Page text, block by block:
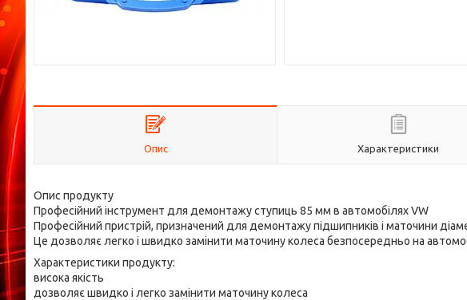
Опис Характеристики
Опис продукту
Професійний інструмент для демонтажу ступиць 85 мм в автомобілях VW
Професійний пристрій, призначений для демонтажу підшипників і маточини
Це дозволяє легко і швидко замінити маточину колеса безпосередньо на
Характеристики продукту:
висока якість
дозволяє швидко і легко замінити маточину колеса